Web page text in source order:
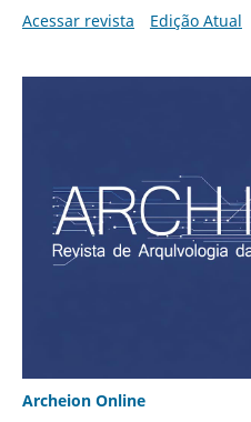
Acessar revista
Edição Atual
Archeion Online